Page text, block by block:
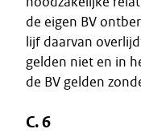
de eigen BV
lijf daarvan
gelden niet en in
de BV gelden
C. 6